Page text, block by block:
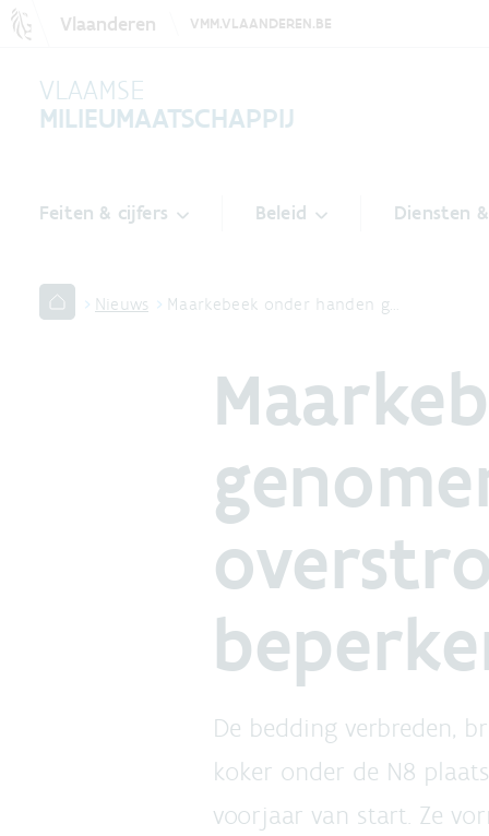
Vlaanderen VMM.VLAANDEREN.BE
VLAAMSE
MILIEUMAATSCHAPPIJ
Feiten & cijfers Beleid Diensten
Nieuws Maarkebeek onder handen g…
De bedding verbreden,
koker onder de N8
voorjaar van start. Ze